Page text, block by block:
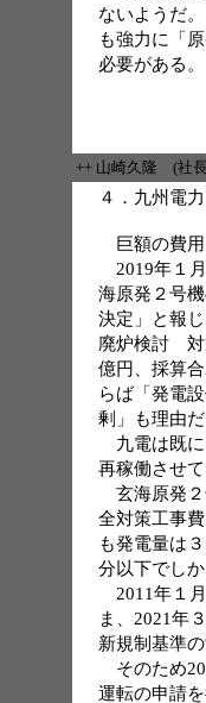
ないようだ
も強力に「
必要がある。
++ 山崎久隆 (社
４．九州電
巨額の費用
2019年１
海原発２号
決定」と報
廃炉検討 対
億円、採算
らば「発電
剰」も理由
九電は既に
再稼働させ
玄海原発２
全対策工事
も発電量は
分以下でし
2011年１
ま、2021年
新規制基準
そのため
運転の申請